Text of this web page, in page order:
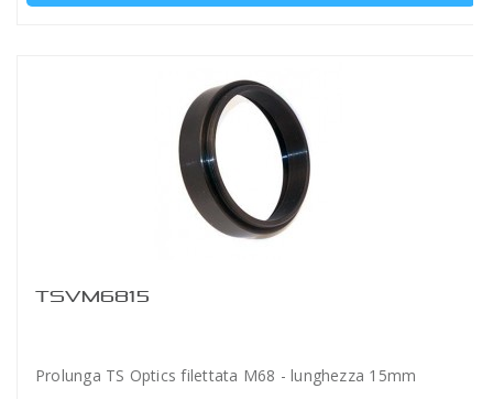
TSVM6815
Prolunga TS Optics filettata M68 - lunghezza 15mm